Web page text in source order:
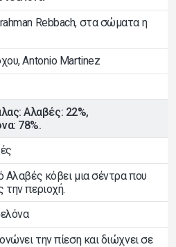
Rebbach, στα σώματα η
Antonio Martinez
Αλαβές: 22%,
78%.
Αλαβές κόβει μια σέντρα που
την περιοχή.
την πίεση και διώχνει σε